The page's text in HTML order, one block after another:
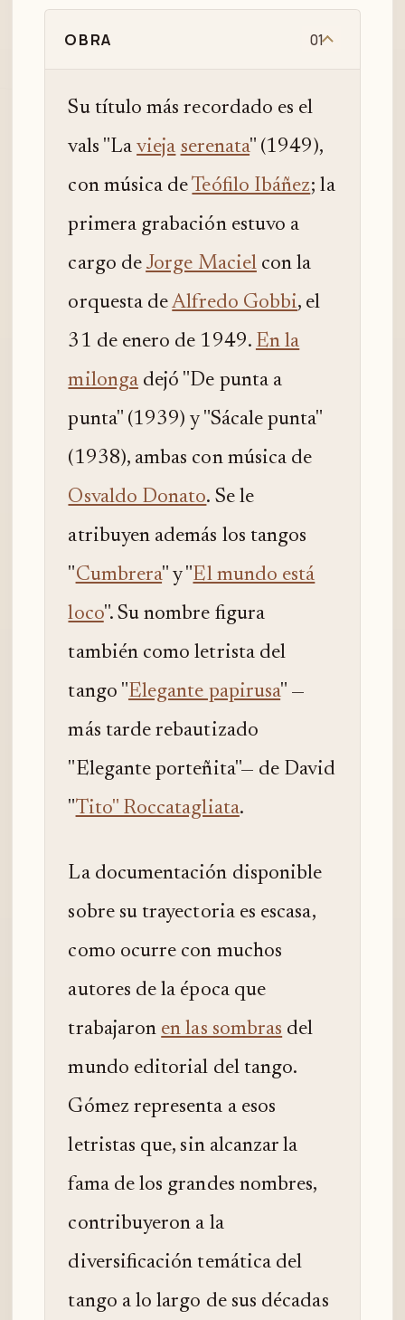
OBRA 01
Su título más recordado es el
vals "Lavieja serenata" (1949),
con música deTeófilo Ibáñez; la
primera grabación estuvo a
cargo de Jorge Macielcon la
orquesta deAlfredo Gobbi, el
31 de enero de 1949. En la
milongadejó "De punta a
punta" (1939) y "Sácale punta"
(1938), ambas con música de
Osvaldo Donato. Se le
atribuyen además los tangos
"Cumbrera" y "El mundo está
loco". Su nombre figura
también como letrista del
tango "Elegante papirusa" —
más tarde rebautizado
"Elegante porteñita"— de David
"Tito" Roccatagliata.
La documentación disponible
sobre su trayectoria es escasa,
como ocurre con muchos
autores de la época que
trabajaron en las sombras del
mundo editorial del tango.
Gómez representa a esos
letristas que, sin alcanzar la
fama de los grandes nombres,
contribuyeron a la
diversificación temática del
tango a lo largo de sus décadas